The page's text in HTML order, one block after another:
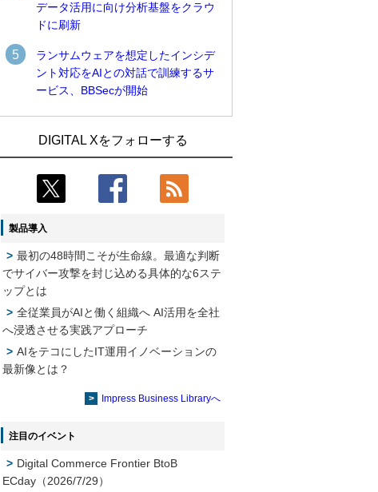
データ活用に向け分析基盤をクラウ
ドに刷新
5
ランサムウェアを想定したインシデ
ント対応をAIとの対話で訓練するサ
ービス、BBSecが開始
けたAIシステムを本格稼働
近大病院と中外製薬、治験参加者組み入
れに電子カルテとAI技術を使う抽出方法
3
歩行ロボット利用を検証
4
【COMPUTEX 2026：Arm編】チップ自
社製造で鍵を握る台湾サプライチェー
ン、英Armが連携を強調
製造業の現場の暗黙知を組織横断で活用
するためのナレッジ管理基盤、LIGHTzが
仮想化技術を使う統合基盤を本格稼働
鹿島建設、鋼管柱へのコンクリート充填
時の異常を検出するAIを遠隔監視システ
3
めているのか【第25回】
4
製造業の現場の暗黙知を組織横断で活用
するためのナレッジ管理基盤、LIGHTzが
提供
Umios、消費者起点の販売計画策定に向
けたAIシステムを本格稼働
DIGITAL Xをフォローする
製品導入
最初の48時間こそが生命線。最適な判断
でサイバー攻撃を封じ込める具体的な6ステ
ップとは
全従業員がAIと働く組織へ AI活用を全社
へ浸透させる実践アプローチ
AIをテコにしたIT運用イノベーションの
最新像とは？
Impress Business Libraryへ
注目のイベント
Digital Commerce Frontier BtoB
ECday（2026/7/29）